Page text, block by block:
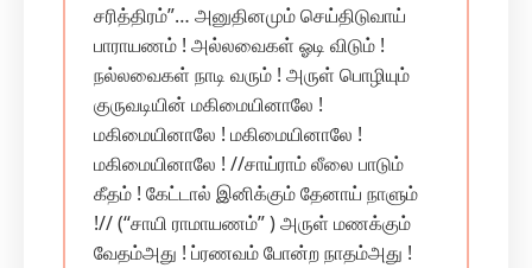
சரித்திரம்”… அனுதினமும் செய்திடுவாய்
பாராயணம் ! அல்லவைகள் ஓடி விடும் !
நல்லவைகள் நாடி வரும் ! அருள் பொழியும்
குருவடியின் மகிமையினாலே !
மகிமையினாலே ! மகிமையினாலே !
மகிமையினாலே ! //சாய்ராம் லீலை பாடும்
கீதம் ! கேட்டால் இனிக்கும் தேனாய் நாளும்
!// (“சாயி ராமாயணம்” ) அருள் மணக்கும்
வேதம்அது ! ப்ரணவம் போன்ற நாதம்அது !